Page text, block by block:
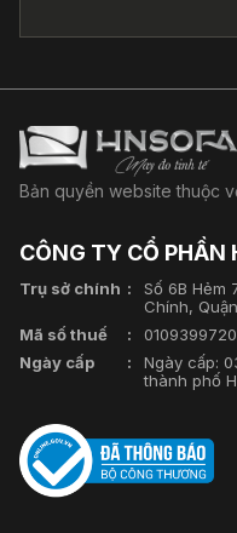
Bản quyền website thuộc
CÔNG TY CỔ PHẦN
Trụ sở chính
Số 6B Hẻm
Chính,
Mã số thuế
0109399720
Ngày cấp
Ngày cấp:
thành phố